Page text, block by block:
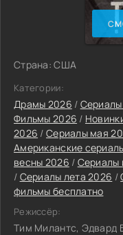
Страна: США
Категории:
Драмы 2026 /
Фильмы 2026 /
2026 / Сериалы мая
Американские
весны 2026 / Сериалы
/ Сериалы лета 2026 /
фильмы бесплатно
Режиссёр:
Тим Милантс, Эдвард